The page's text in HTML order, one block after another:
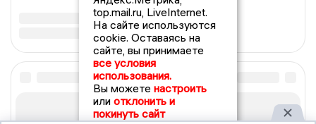
top.mail.ru, LiveInternet.
На сайте используются
cookie. Оставаясь на
сайте, вы принимаете
все условия
использования.
Вы можете настроить
или отклонить и
покинуть сайт